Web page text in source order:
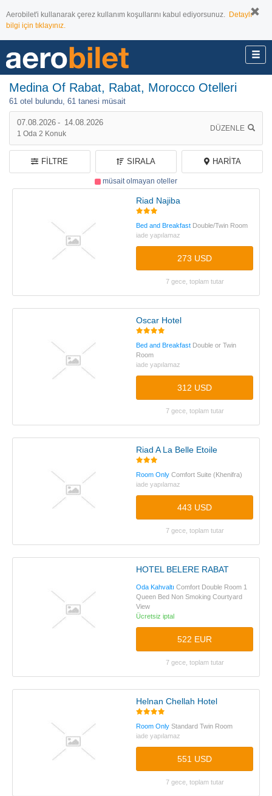
Aerobilet'i kullanarak çerez kullanım koşullarını kabul ediyorsunuz. Detaylı
bilgi için tıklayınız.
07.08.2026 - 14.08.2026
1 Oda 2 Konuk
DÜZENLE
Medina Of Rabat, Rabat, Morocco Otelleri
61 otel bulundu, 61 tanesi müsait
müsait olmayan oteller
FILTRE SIRALA HARITA
Riad Najiba
Bed and Breakfast Double/Twin Room
iade yapılamaz
273 USD
7 gece, toplam tutar
Oscar Hotel
Bed and Breakfast Double or Twin
Room
iade yapılamaz
312 USD
7 gece, toplam tutar
Riad A La Belle Etoile
Room Only Comfort Suite (Khenifra)
iade yapılamaz
443 USD
7 gece, toplam tutar
HOTEL BELERE RABAT
Oda Kahvaltı Comfort Double Room 1
Queen Bed Non Smoking Courtyard
View
Ücretsiz iptal
522 EUR
7 gece, toplam tutar
Helnan Chellah Hotel
Room Only Standard Twin Room
iade yapılamaz
551 USD
7 gece, toplam tutar